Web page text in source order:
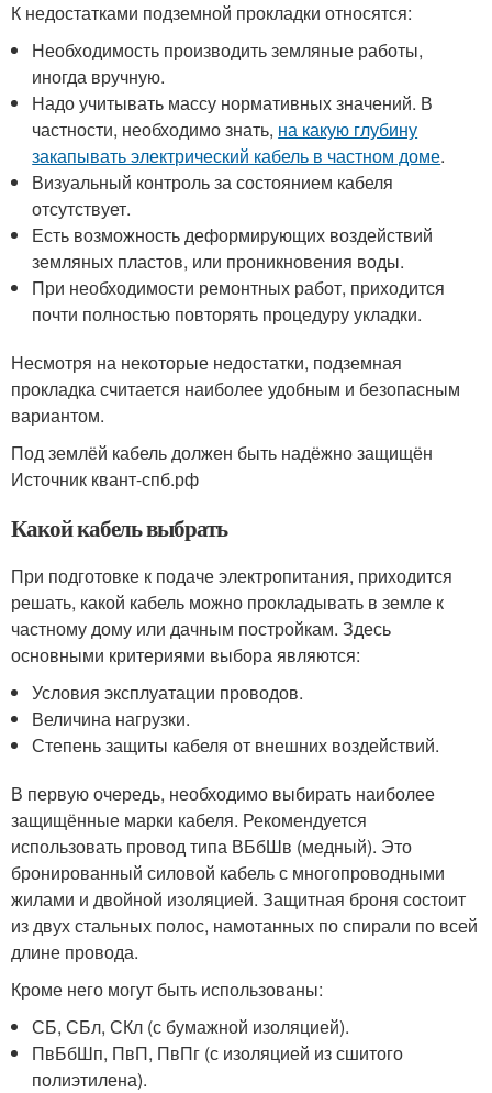
К недостатками подземной прокладки относятся:
Необходимость производить земляные работы,
иногда вручную.
Надо учитывать массу нормативных значений. В
частности, необходимо знать, на какую глубину
закапывать электрический кабель в частном доме.
Визуальный контроль за состоянием кабеля
отсутствует.
Есть возможность деформирующих воздействий
земляных пластов, или проникновения воды.
При необходимости ремонтных работ, приходится
почти полностью повторять процедуру укладки.
Несмотря на некоторые недостатки, подземная
прокладка считается наиболее удобным и безопасным
вариантом.
Под землёй кабель должен быть надёжно защищён
Источник квант-спб.рф
Какой кабель выбрать
При подготовке к подаче электропитания, приходится
решать, какой кабель можно прокладывать в земле к
частному дому или дачным постройкам. Здесь
основными критериями выбора являются:
Условия эксплуатации проводов.
Величина нагрузки.
Степень защиты кабеля от внешних воздействий.
В первую очередь, необходимо выбирать наиболее
защищённые марки кабеля. Рекомендуется
использовать провод типа ВБбШв (медный). Это
бронированный силовой кабель с многопроводными
жилами и двойной изоляцией. Защитная броня состоит
из двух стальных полос, намотанных по спирали по всей
длине провода.
Кроме него могут быть использованы:
СБ, СБл, СКл (с бумажной изоляцией).
ПвБбШп, ПвП, ПвПг (с изоляцией из сшитого
полиэтилена).